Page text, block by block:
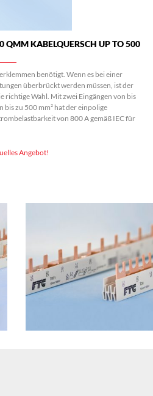
QMM KABELQUERSCH UP TO 500
benötigt. Wenn es bei einer
überbrückt werden müssen, ist der
richtige Wahl. Mit zwei Eingängen von bis
bis zu 500 mm² hat der einpolige
von 800 A gemäß IEC für
Angebot!